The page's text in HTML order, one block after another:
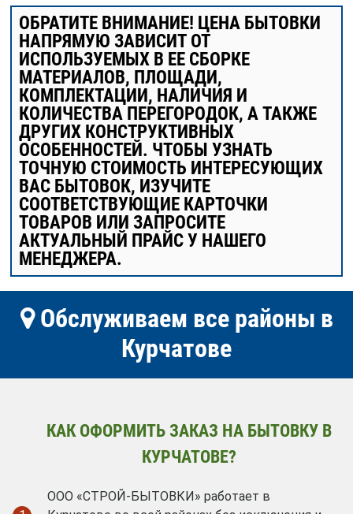
ОБРАТИТЕ ВНИМАНИЕ! ЦЕНА БЫТОВКИ
НАПРЯМУЮ ЗАВИСИТ ОТ
ИСПОЛЬЗУЕМЫХ В ЕЕ СБОРКЕ
МАТЕРИАЛОВ, ПЛОЩАДИ,
КОМПЛЕКТАЦИИ, НАЛИЧИЯ И
КОЛИЧЕСТВА ПЕРЕГОРОДОК, А ТАКЖЕ
ДРУГИХ КОНСТРУКТИВНЫХ
ОСОБЕННОСТЕЙ. ЧТОБЫ УЗНАТЬ
ТОЧНУЮ СТОИМОСТЬ ИНТЕРЕСУЮЩИХ
ВАС БЫТОВОК, ИЗУЧИТЕ
СООТВЕТСТВУЮЩИЕ КАРТОЧКИ
ТОВАРОВ ИЛИ ЗАПРОСИТЕ
АКТУАЛЬНЫЙ ПРАЙС У НАШЕГО
МЕНЕДЖЕРА.
Обслуживаем все районы в
Курчатове
КАК ОФОРМИТЬ ЗАКАЗ НА БЫТОВКУ В
КУРЧАТОВЕ?
ООО «СТРОЙ-БЫТОВКИ» работает в